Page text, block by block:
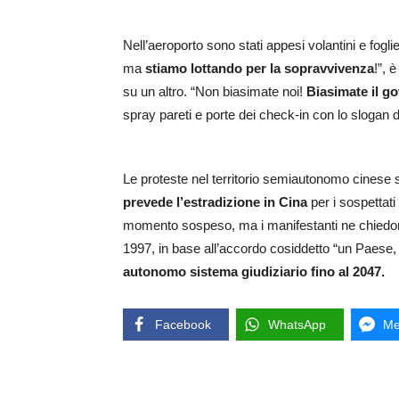
Nell’aeroporto sono stati appesi volantini e
ma stiamo lottando per la sopravvivenza!”,
su un altro. “Non biasimate noi! Biasimate il
spray pareti e porte dei check-in con lo slogan
Le proteste nel territorio semiautonomo cinese
prevede l’estradizione in Cinaper i sospettati
momento sospeso, ma i manifestanti ne
1997, in base all’accordo cosiddetto “un
autonomo sistema giudiziario fino al 2047.
Facebook WhatsApp